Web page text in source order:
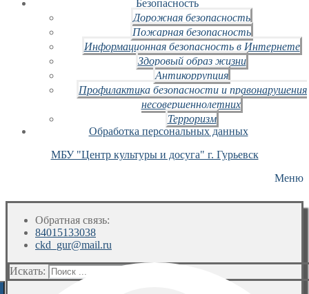
Безопасность
Дорожная безопасность
Пожарная безопасность
Информационная безопасность в Интернете
Здоровый образ жизни
Антикоррупция
Профилактика безопасности и правонарушения
несовершеннолетних
Терроризм
Обработка персональных данных
МБУ "Центр культуры и досуга" г. Гурьевск
Меню
Обратная связь:
84015133038
ckd_gur@mail.ru
Искать: